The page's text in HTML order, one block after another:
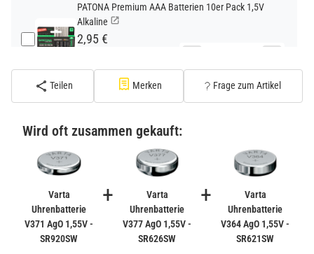
PATONA Premium AAA Batterien 10er Pack 1,5V
Alkaline
2,95 €
(Standard)
Lithium
inkl. 19% USt. zzgl.Versand
(Gefahrgut UN3090 Versand
gem. SV188 ADR)
+
Verbatim Cool'n'Go AirJet Handventilator 4000mAh
Teilen Merken Frage zum Artikel
Wird oft zusammen gekauft:
Varta
Uhrenbatterie
V371 AgO 1,55V -
SR920SW
+
Varta
Uhrenbatterie
V377 AgO 1,55V -
SR626SW
+
Varta
Uhrenbatterie
V364 AgO 1,55V -
SR621SW